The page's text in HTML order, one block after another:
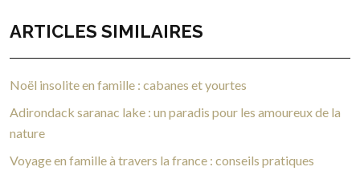
ARTICLES SIMILAIRES
Noël insolite en famille : cabanes et yourtes
Adirondack saranac lake : un paradis pour les amoureux de la
nature
Voyage en famille à travers la france : conseils pratiques